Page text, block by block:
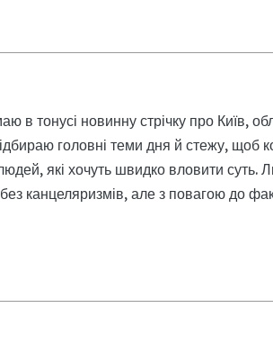
в тонусі новинну стрічку про Київ,
головні теми дня й стежу, щоб
які хочуть швидко вловити суть.
канцеляризмів, але з повагою до